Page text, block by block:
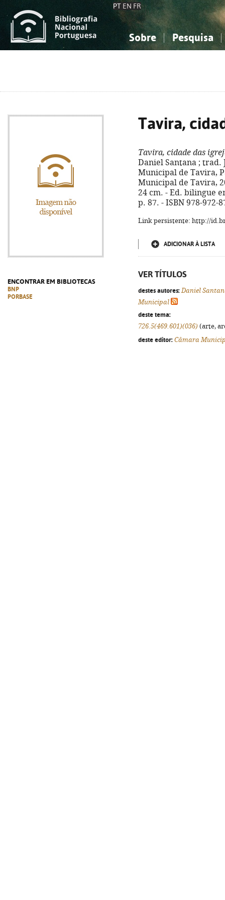
PT EN FR
Sobre Pesquisa
ENCONTRAR EM BIBLIOTECAS
BNP
PORBASE
Tavira,
Tavira, cidade das
Daniel Santana ; trad.
Municipal de Tavira,
Municipal de Tavira,
24 cm. - Ed. bilingue
p. 87. - ISBN 978-972-
Link persistente: http://
ADICIONAR À LISTA
VER TÍTULOS
destes autores: Daniel
Municipal
deste tema:
726.5(469.601)(036) (arte,
deste editor: Câmara